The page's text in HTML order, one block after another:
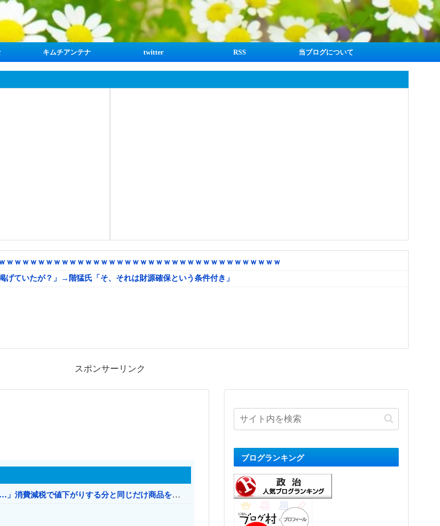
キムチアンテナ twitter RSS 当ブログについて
ｗｗｗｗｗｗｗｗｗｗｗｗｗｗｗｗｗｗｗｗｗｗｗｗｗｗｗｗｗｗｗｗｗｗ
ていたが？」→階猛氏「そ、それは財源確保という条件付き」
スポンサーリンク
【消費税率1％】 「下げるのが筋なんですけど…」消費減税で値下がりする分と同じだけ商品を値上げして店頭価格を変えない店も
ブログランキング